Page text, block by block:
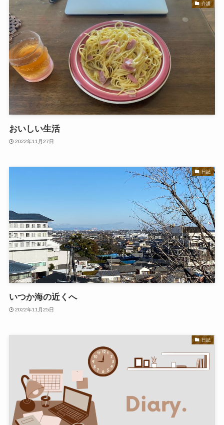
介護
おいしい生活
2022年11月27日
日記
いつか海の近くへ
2022年11月25日
日記